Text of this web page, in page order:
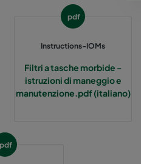
25 ePM10 60%
3-25 ePM10 60%
12-25
pdf
Instructions-IOMs
Filtri a tasche morbide -
istruzioni di maneggio e
manutenzione.pdf (italiano)
pdf